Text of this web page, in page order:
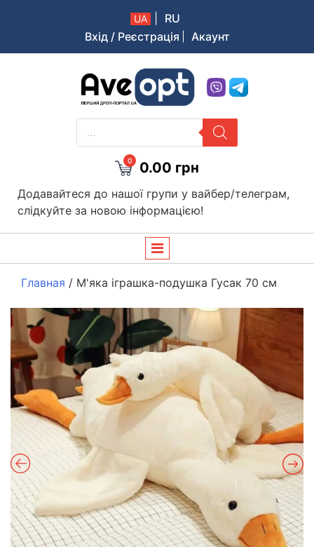
UA
RU
Вхід / Реєстрація
Акаунт
Aveopt – оптова дропшипінг платформа в Україні
PRODUCTS
SEARCH
0 0.00 грн
Додавайтеся до нашої групи у вайбер/телеграм,
слідкуйте за новою інформацією!
Главная / М'яка іграшка-подушка Гусак 70 см